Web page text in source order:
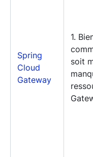
Spring
Cloud
Gateway
1.
soit